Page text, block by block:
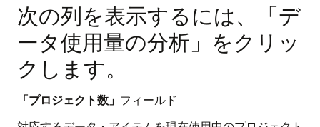
次の列を表示するには、「デ
ータ使用量の分析」をクリッ
クします。
「プロジェクト数」 フィールド